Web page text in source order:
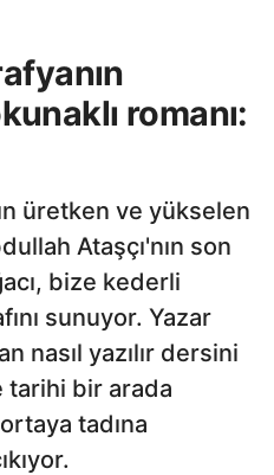
romanı:
üretken ve yükselen
Ataşçı'nın son
bize kederli
sunuyor. Yazar
nasıl yazılır dersini
tarihi bir arada
tadına